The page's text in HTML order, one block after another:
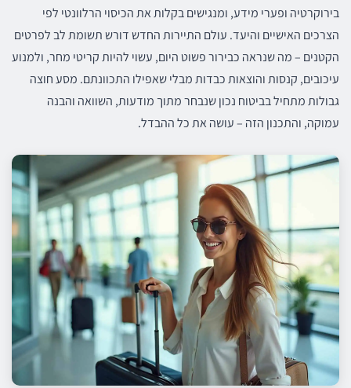
בירוקרטיה ופערי מידע, ומנגישים בקלות את הכיסוי הרלוונטי לפי
הצרכים האישיים והיעד. עולם התיירות החדש דורש תשומת לב לפרטים
הקטנים – מה שנראה כבירור פשוט היום, עשוי להיות קריטי מחר, ולמנוע
עיכובים, קנסות והוצאות כבדות מבלי שאפילו התכוונתם. מסע חוצה
גבולות מתחיל בביטוח נכון שנבחר מתוך מודעות, השוואה והבנה
עמוקה, והתכנון הזה – עושה את כל ההבדל.